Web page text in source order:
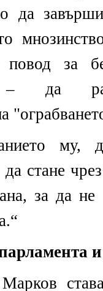
да
за
– да
му,
стане
за да